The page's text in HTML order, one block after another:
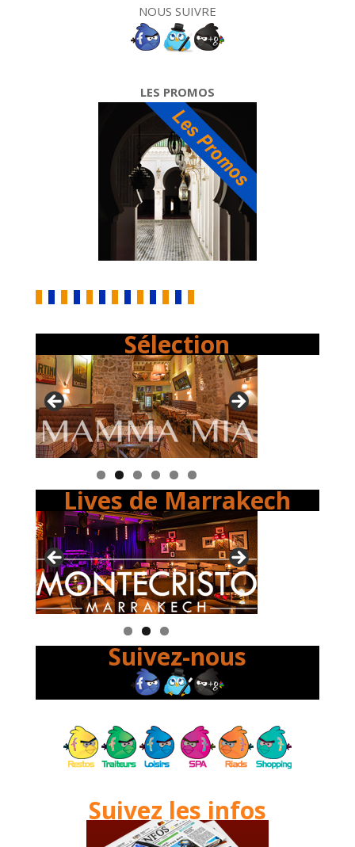
NOUS SUIVRE
LES PROMOS
Sélection
Lives de Marrakech
Suivez-nous
Suivez les infos